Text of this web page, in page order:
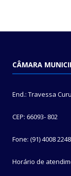
CÂMARA
End.: Travessa
CEP: 66093- 802
Fone: (91) 4008 2248
Horário de